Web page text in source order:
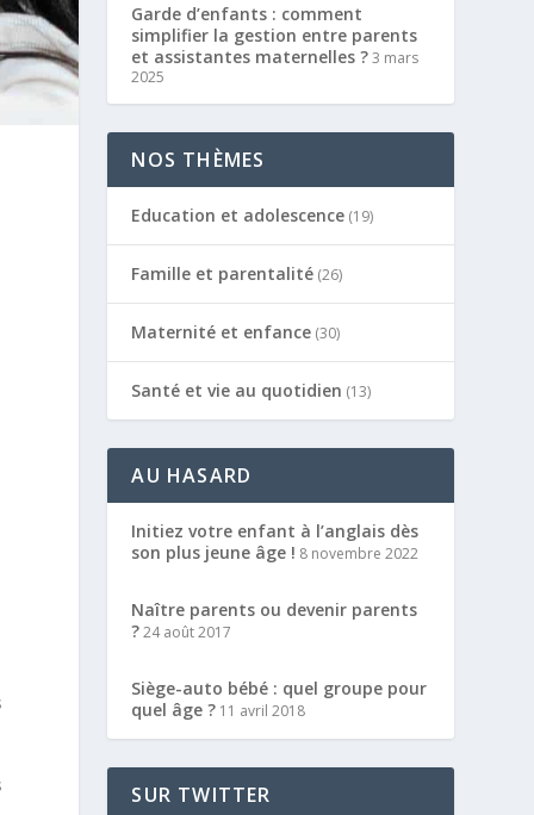
Garde d’enfants : comment
simplifier la gestion entre parents
et assistantes maternelles ?3 mars
2025
NOS THÈMES
Education et adolescence (19)
Famille et parentalité (26)
Maternité et enfance (30)
Santé et vie au quotidien (13)
AU HASARD
Initiez votre enfant à l’anglais dès
son plus jeune âge ! 8 novembre 2022
Naître parents ou devenir parents
?24 août 2017
Siège-auto bébé : quel groupe pour
quel âge ? 11 avril 2018
SUR TWITTER